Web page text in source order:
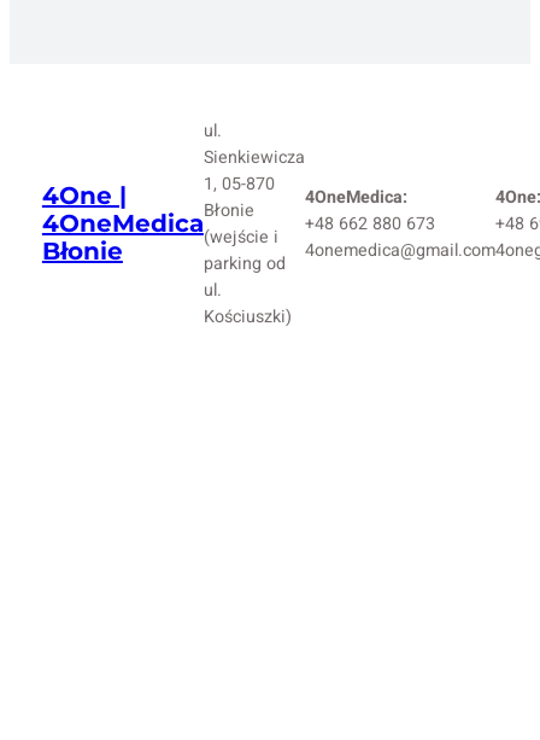
4One |
4OneMedica
Błonie
ul.
Sienkiewicza
1, 05-870
Błonie
(wejście i
parking od
ul.
Kościuszki)
4OneMedica:
+48 662 880 673
4onemedica@gmail.com
4One:
+48